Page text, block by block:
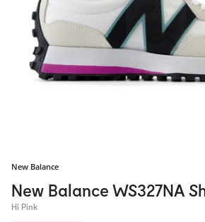
New Balance
New Balance WS327NA
Hi Pink